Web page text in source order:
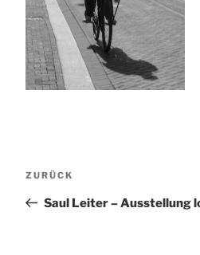
Vorheriger
ZURÜCK
Saul Leiter – Ausstellung